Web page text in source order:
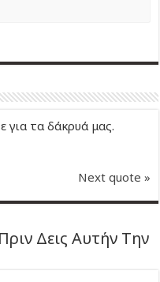
για τα δάκρυά μας.
Next quote »
Δεις Αυτήν Την